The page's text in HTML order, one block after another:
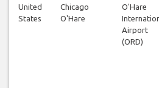
United
States
Chicago
O'Hare
O'Hare
Airport
(ORD)